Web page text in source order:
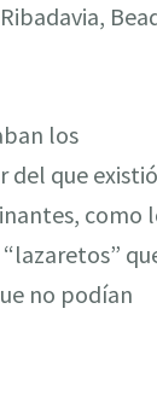
los
del que existió
como
no podían